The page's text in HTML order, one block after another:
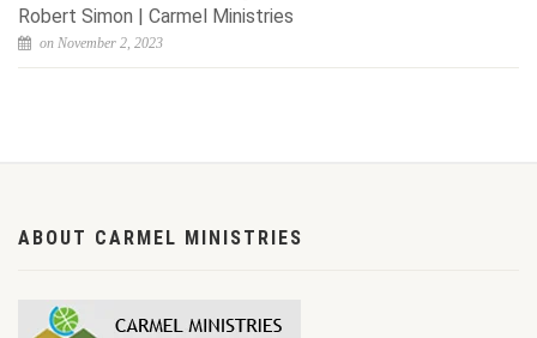
Robert Simon | Carmel Ministries
on November 2, 2023
ABOUT CARMEL MINISTRIES